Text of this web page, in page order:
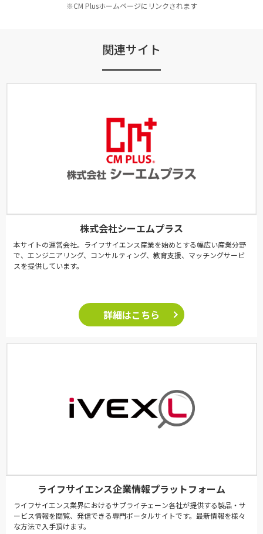
※CM Plusホームページにリンクされます
関連サイト
株式会社シーエムプラス
本サイトの運営会社。ライフサイエンス産業を始めとする幅広い産業分野
で、エンジニアリング、コンサルティング、教育支援、マッチングサービ
スを提供しています。
詳細はこちら
ライフサイエンス企業情報プラットフォーム
ライフサイエンス業界におけるサプライチェーン各社が提供する製品・サ
ービス情報を閲覧、発信できる専門ポータルサイトです。最新情報を様々
な方法で入手頂けます。